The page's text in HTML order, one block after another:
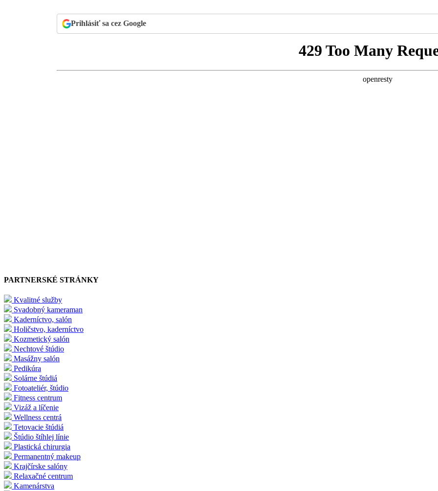
Prihlásiť sa cez Google
PARTNERSKÉ STRÁNKY
Kvalitné služby
Svadobný kameraman
Kaderníctvo, salón
Holičstvo, kaderníctvo
Kozmetický salón
Nechtové štúdio
Masážny salón
Pedikúra
Solárne štúdiá
Fotoateliér, štúdio
Fitness centrum
Vizáž a líčenie
Wellness centrá
Tetovacie štúdiá
Štúdio štíhlej línie
Plastická chirurgia
Permanentný makeup
Krajčírske salóny
Relaxačné centrum
Kamenárstva